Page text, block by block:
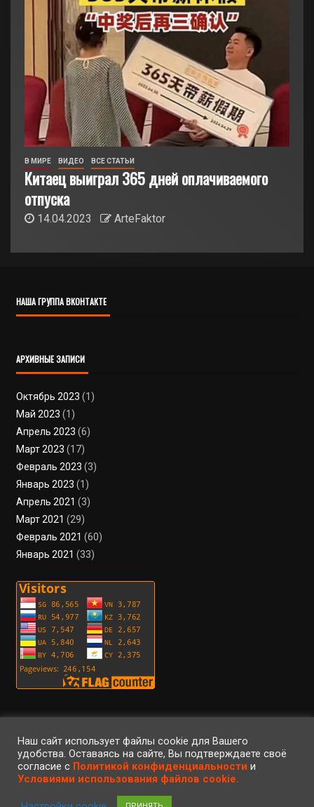
В МИРЕ ВИДЕО ВСЕ СТАТЬИ
Китаец выиграл 365 дней оплачиваемого
отпуска
14.04.2023 ArteFaktor
НАША ГРУППА ВКОНТАКТЕ
АРХИВНЫЕ ЗАПИСИ
Октябрь 2023 (1)
Май 2023 (1)
Апрель 2023 (6)
Март 2023 (17)
Февраль 2023 (3)
Январь 2023 (1)
Апрель 2021 (3)
Март 2021 (29)
Февраль 2021 (60)
Январь 2021 (33)
Условия использования файлов cookie
Вход Регистрация
©2023 • ArteFaktor • Все права защищены • Использование материалов
сайта регулируется законом об авторском праве •
Наш сайт использует файлы cookie для Вашего
удобства. Оставаясь на сайте, Вы подтверждаете своё
согласие с Политикой конфиденциальности и
Условиями использования файлов cookie.